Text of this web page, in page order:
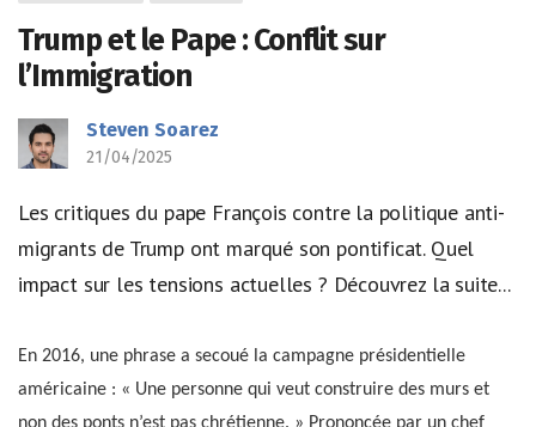
Trump et le Pape : Conflit sur
l’Immigration
Steven Soarez
21/04/2025
Les critiques du pape François contre la politique anti-
migrants de Trump ont marqué son pontificat. Quel
impact sur les tensions actuelles ? Découvrez la suite...
En 2016, une phrase a secoué la campagne présidentielle
américaine : « Une personne qui veut construire des murs et